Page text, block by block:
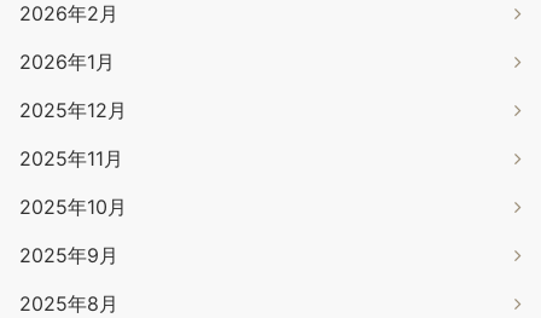
2026年2月
2026年1月
2025年12月
2025年11月
2025年10月
2025年9月
2025年8月